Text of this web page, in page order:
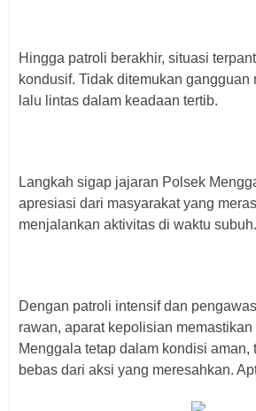
Hingga patroli berakhir, situasi
kondusif. Tidak ditemukan gangguan
lalu lintas dalam keadaan tertib.
Langkah sigap jajaran Polsek
apresiasi dari masyarakat yang
menjalankan aktivitas di waktu subuh.
Dengan patroli intensif dan
rawan, aparat kepolisian
Menggala tetap dalam kondisi aman,
bebas dari aksi yang meresahkan.